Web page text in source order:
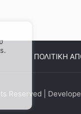
ΠΟΛΙΤΙΚΗ
Reserved |